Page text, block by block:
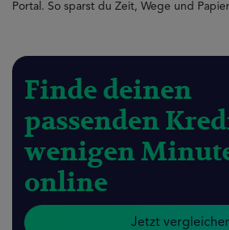
Portal. So sparst du Zeit, Wege und
Finde deinen
passenden
wenigen
online
Jetzt